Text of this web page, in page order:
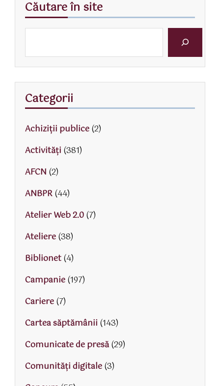
Căutare în site
Categorii
Achiziții publice(2)
Activităţi (381)
AFCN (2)
ANBPR(44)
Atelier Web 2.0(7)
Ateliere(38)
Biblionet(4)
Campanie(197)
Cariere(7)
Cartea săptămânii (143)
Comunicate de presă(29)
Comunități digitale(3)